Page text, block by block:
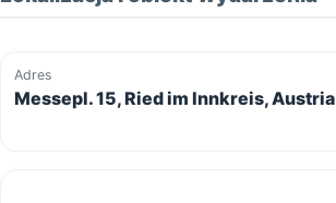
Adres
Messepl. 15, Ried im Innkreis, Austria